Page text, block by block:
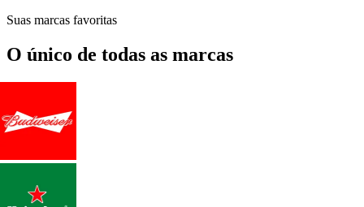
Suas marcas favoritas
O único de todas as marcas